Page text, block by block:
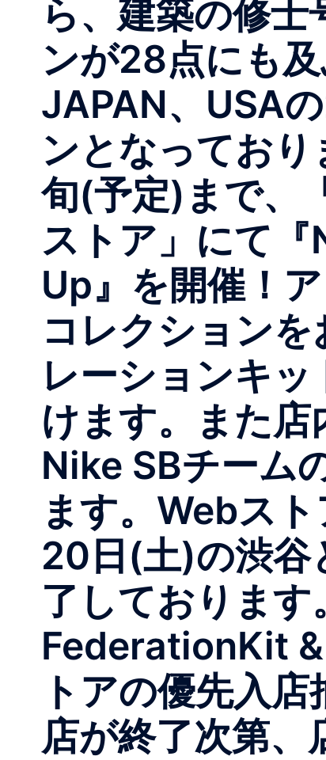
ら、建築の修
ンが28点にも
JAPAN、USA
ンとなってお
旬(予定)まで、
ストア」にて
Up』を開催！
コレクション
レーションキ
けます。また店
Nike SBチーム
ます。Webス
20日(土)の渋谷
了しておりま
FederationKit
トアの優先入
店が終了次第、